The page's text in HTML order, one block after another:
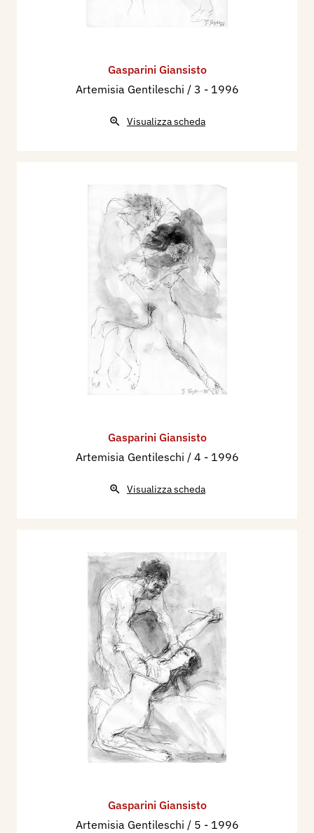
Gasparini Giansisto
Artemisia Gentileschi / 3 - 1996
Visualizza scheda
Gasparini Giansisto
Artemisia Gentileschi / 4 - 1996
Visualizza scheda
Gasparini Giansisto
Artemisia Gentileschi / 5 - 1996